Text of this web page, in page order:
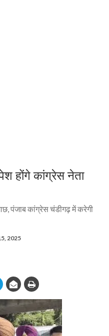
होंगे कांग्रेस नेता
पंजाब कांग्रेस चंडीगढ़ में करेगी
2025